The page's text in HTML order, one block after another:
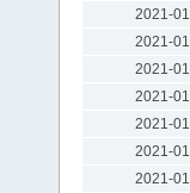
2021-
2021-
2021-
2021-
2021-
2021-
2021-